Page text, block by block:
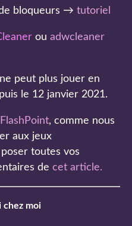
bloqueurs → tutoriel
ou adwcleaner
peut plus jouer en
le 12 janvier 2021.
FlashPoint, comme nous
aux jeux
toutes vos
de cet article.
chez moi